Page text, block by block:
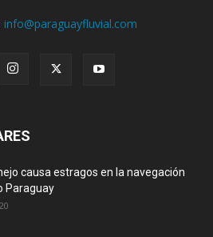
info@paraguayfluvial.com
causa estragos en la navegación
Paraguay